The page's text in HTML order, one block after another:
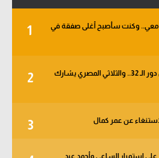
1
معي.. وكنت سأصبح أغلى صفقة في
2
خبر في الجول - الأهلي يبدأ من دور الـ 32.. والثلاثي المصري يشارك
3 عن عمر كمال